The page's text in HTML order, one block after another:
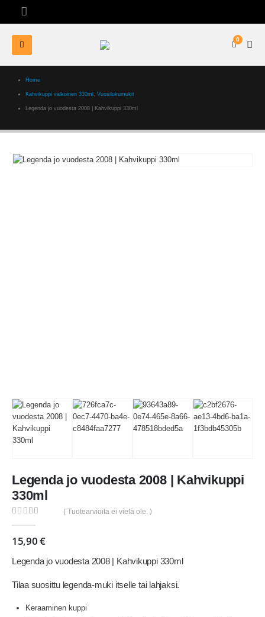
0
Home
Kahvikuppi valkoinen 330ml ,Vuosilukumukit
Legenda jo vuodesta 2008 | Kahvikuppi 330ml
Legenda jo vuodesta 2008 | Kahvikuppi
330ml
( Tuotearvioita ei vielä ole. )
15,90€
Legenda jo vuodesta 2008 | Kahvikuppi 330ml
Tilaa suosittu legenda-muki itselle tai lahjaksi.
Keraaminen kuppi